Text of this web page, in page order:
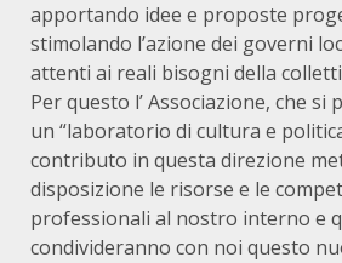
apportando idee e proposte
stimolando l’azione dei governi
attenti ai reali bisogni della
Per questo l’ Associazione, che si
un “laboratorio di cultura e
contributo in questa direzione
disposizione le risorse e le
professionali al nostro interno e
condivideranno con noi questo